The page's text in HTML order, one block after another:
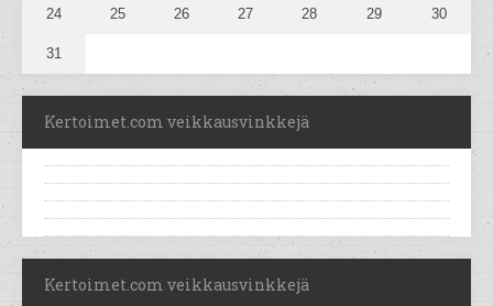
24 25 26 27 28 29 30
31
Kertoimet.com veikkausvinkkejä
Kertoimet.com veikkausvinkkejä